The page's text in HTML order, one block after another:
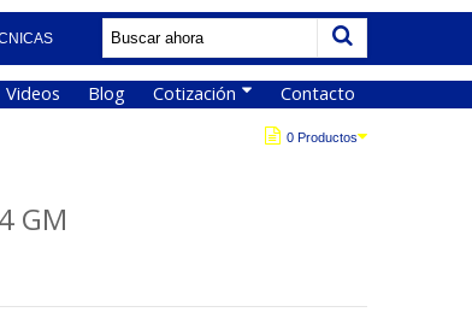
Videos Blog Cotización Contacto
0 Productos
GM